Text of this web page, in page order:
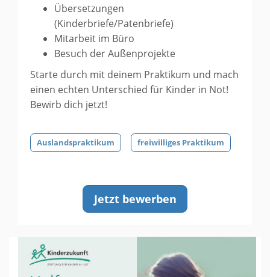
Übersetzungen
(Kinderbriefe/Patenbriefe)
Mitarbeit im Büro
Besuch der Außenprojekte
Starte durch mit deinem Praktikum und mach
einen echten Unterschied für Kinder in Not!
Bewirb dich jetzt!
Auslandspraktikum freiwilliges Praktikum
Jetzt bewerben